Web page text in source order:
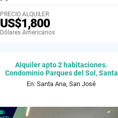
PRECIO ALQUILER
US$1,800
Dólares Americanos
Alquiler apto 2 habitaciones.
Condominio Parques del Sol, Santa
Ana
En: Santa Ana, San José